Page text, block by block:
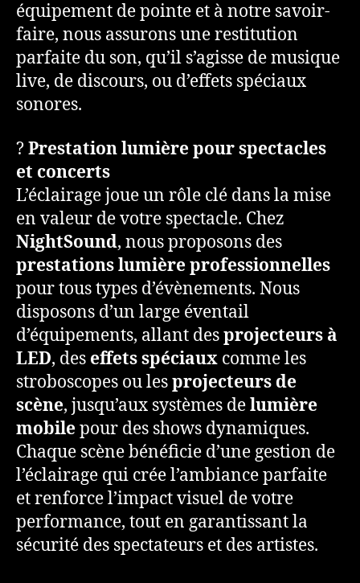
équipement de pointe et à notre savoir-
faire, nous assurons une restitution
parfaite du son, qu’il s’agisse de musique
live, de discours, ou d’effets spéciaux
sonores.
?Prestation lumière pour spectacles
et concerts
L’éclairage joue un rôle clé dans la mise
en valeur de votre spectacle. Chez
NightSound, nous proposons des
prestations lumière professionnelles
pour tous types d’évènements. Nous
disposons d’un large éventail
d’équipements, allant desprojecteurs à
LED, des effets spéciaux comme les
stroboscopes ou lesprojecteurs de
scène, jusqu’aux systèmes delumière
mobilepour des shows dynamiques.
Chaque scène bénéficie d’une gestion de
l’éclairage qui crée l’ambiance parfaite
et renforce l’impact visuel de votre
performance, tout en garantissant la
sécurité des spectateurs et des artistes.